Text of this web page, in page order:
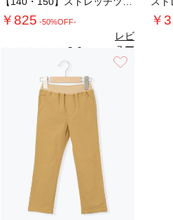
￥825 -50%OFF-
3.0
レビ
ュー
を見
る
￥